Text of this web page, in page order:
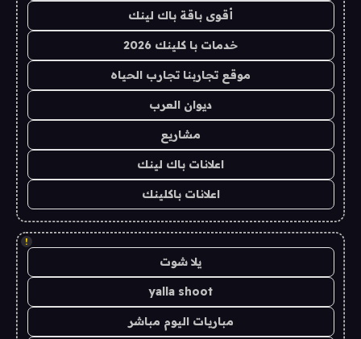
أقوى باقة باك لينك
خدمات با كلينك 2026
موقع تجاربنا تجارب الحياه
ديوان العرب
مشاريع
اعلانات باك لينك
اعلانات باكلينك
!
يلا شوت
yalla shoot
مباريات اليوم مباشر